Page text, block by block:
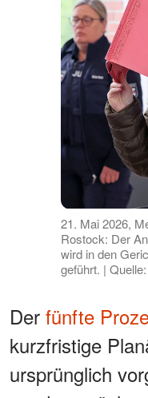
21. Mai 2026,
Rostock: Der
wird in den
geführt. |
Der fünfte
kurzfristige
ursprünglich